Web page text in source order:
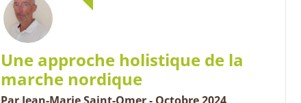
Une approche holistique de la
marche nordique